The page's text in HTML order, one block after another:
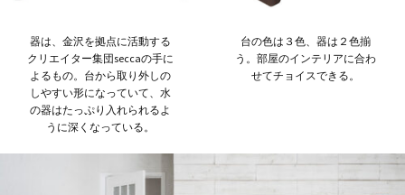
器は、金沢を拠点に活動する
クリエイター集団seccaの手に
よるもの。台から取り外しの
しやすい形になっていて、水
の器はたっぷり入れられるよ
うに深くなっている。
台の色は３色、器は２色揃
う。部屋のインテリアに合わ
せてチョイスできる。